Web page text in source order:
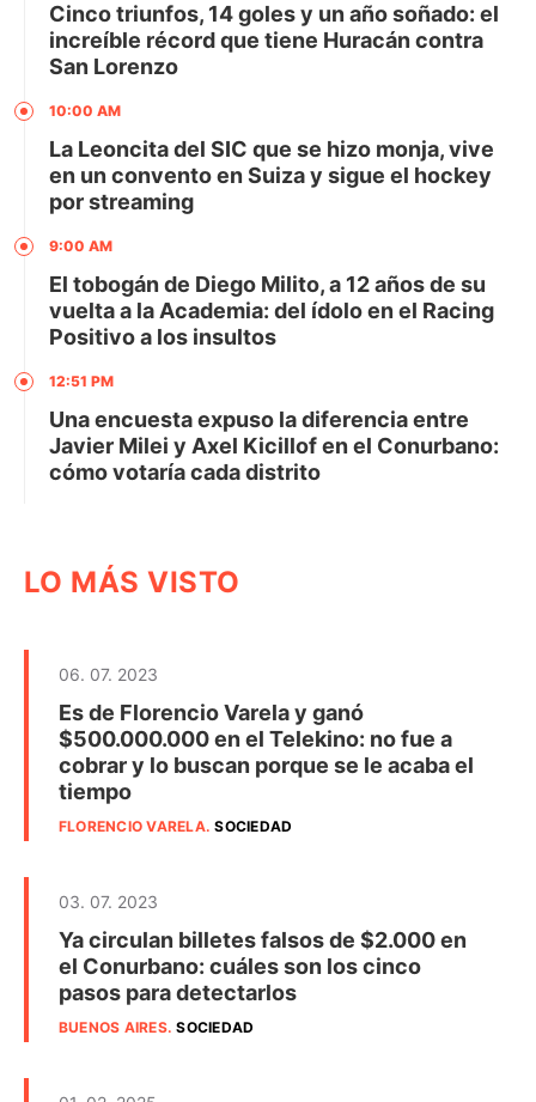
Cinco triunfos, 14 goles y un año soñado: el
increíble récord que tiene Huracán contra
San Lorenzo
10:00 AM
La Leoncita del SIC que se hizo monja, vive
en un convento en Suiza y sigue el hockey
por streaming
9:00 AM
El tobogán de Diego Milito, a 12 años de su
vuelta a la Academia: del ídolo en el Racing
Positivo a los insultos
12:51 PM
Una encuesta expuso la diferencia entre
Javier Milei y Axel Kicillof en el Conurbano:
cómo votaría cada distrito
LO MÁS VISTO
06. 07. 2023
Es de Florencio Varela y ganó
$500.000.000 en el Telekino: no fue a
cobrar y lo buscan porque se le acaba el
tiempo
FLORENCIO VARELA.SOCIEDAD
03. 07. 2023
Ya circulan billetes falsos de $2.000 en
el Conurbano: cuáles son los cinco
pasos para detectarlos
BUENOS AIRES.SOCIEDAD